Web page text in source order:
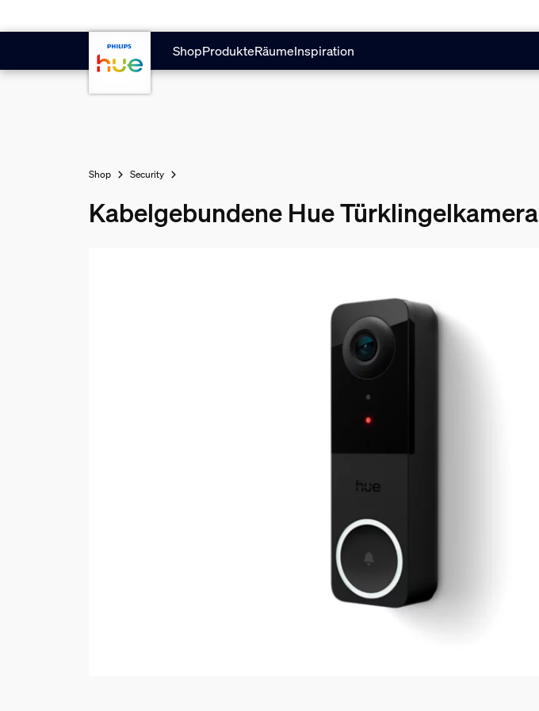
ShopProdukteRäumeInspiration
Shop Security
Kabelgebundene Hue Türklingelkamera